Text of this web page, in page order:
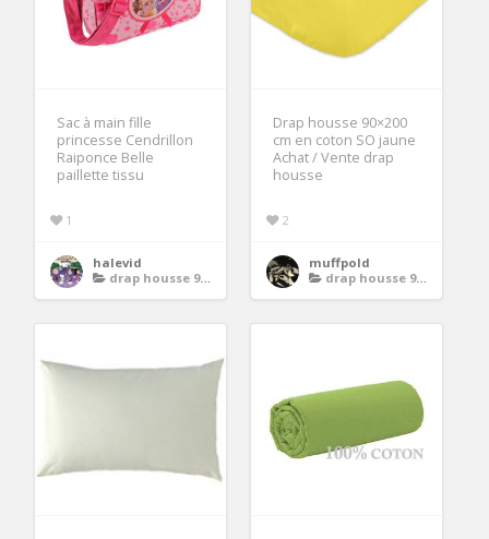
Sac à main fille
princesse Cendrillon
Raiponce Belle
paillette tissu
1
halevid
drap housse 90x200
Drap housse 90×200
cm en coton SO jaune
Achat / Vente drap
housse
2
muffpold
drap housse 90x200